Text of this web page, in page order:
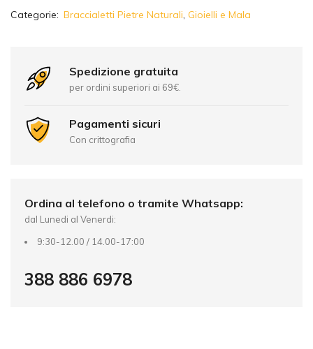
lCategorie: Braccialetti Pietre Naturali, Gioielli e Mala
Spedizione gratuita
per ordini superiori ai 69€.
Pagamenti sicuri
Con crittografia
Ordina al telefono o tramite Whatsapp:
dal Lunedi al Venerdi:
9:30-12.00 / 14.00-17:00
388 886 6978